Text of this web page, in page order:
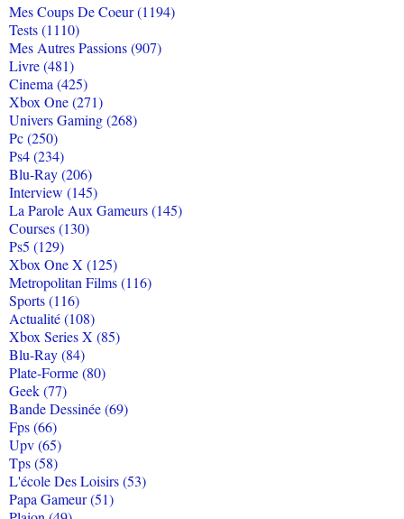
Mes Coups De Coeur (1194)
Tests (1110)
Mes Autres Passions (907)
Livre (481)
Cinema (425)
Xbox One (271)
Univers Gaming (268)
Pc (250)
Ps4 (234)
Blu-Ray (206)
Interview (145)
La Parole Aux Gameurs (145)
Courses (130)
Ps5 (129)
Xbox One X (125)
Metropolitan Films (116)
Sports (116)
Actualité (108)
Xbox Series X (85)
Blu-Ray (84)
Plate-Forme (80)
Geek (77)
Bande Dessinée (69)
Fps (66)
Upv (65)
Tps (58)
L'école Des Loisirs (53)
Papa Gameur (51)